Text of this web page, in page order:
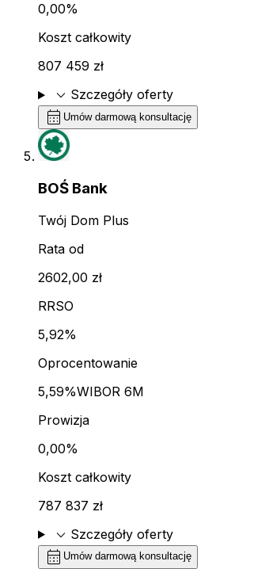
0,00%
Koszt całkowity
807 459 zł
expand_more Szczegóły oferty
calendar_month Umów darmową konsultację
BOŚ Bank
Twój Dom Plus
Rata od
2602,00 zł
RRSO
5,92%
Oprocentowanie
5,59%WIBOR 6M
Prowizja
0,00%
Koszt całkowity
787 837 zł
expand_more Szczegóły oferty
calendar_month Umów darmową konsultację